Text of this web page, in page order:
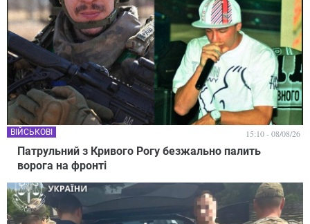
Патрульний з Кривого Рогу безжально палить
ворога на фронті
ВІЙСЬКОВІ 15:10 - 08/08/26